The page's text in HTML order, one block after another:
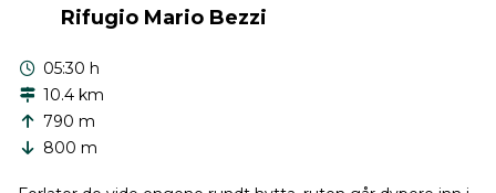
Rifugio Mario Bezzi
05:30 h
10.4 km
790 m
800 m